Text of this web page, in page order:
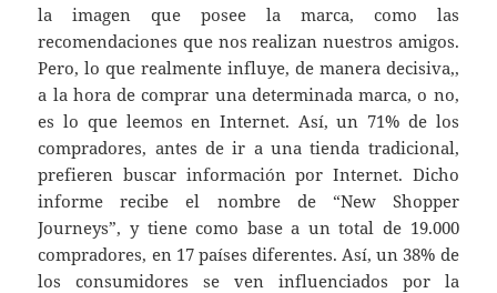
la imagen que posee la marca, como las
recomendaciones que nos realizan nuestros amigos.
Pero, lo que realmente influye, de manera decisiva,,
a la hora de comprar una determinada marca, o no,
es lo que leemos en Internet. Así, un 71% de los
compradores, antes de ir a una tienda tradicional,
prefieren buscar información por Internet. Dicho
informe recibe el nombre de “New Shopper
Journeys”, y tiene como base a un total de 19.000
compradores, en 17 países diferentes. Así, un 38% de
los consumidores se ven influenciados por la